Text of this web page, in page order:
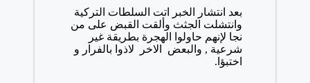
بعد انتشار الخبر اتت السلطات التركية
وانتشلت الجثث وألقت القبض على من
نجا لإنهم حاولوا الهجرة بطريقة غير
شرعية , والبعض الاخر لاذوا بالفرار و
اختبؤا.